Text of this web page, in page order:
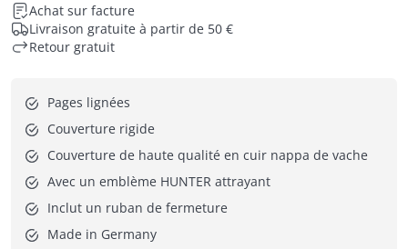
Achat sur facture
Livraison gratuite à partir de 50 €
Retour gratuit
Pages lignées
Couverture rigide
Couverture de haute qualité en cuir nappa de vache
Avec un emblème HUNTER attrayant
Inclut un ruban de fermeture
Made in Germany